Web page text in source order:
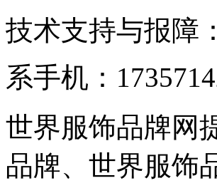
技术支持与报障
系手机：
世界服饰品牌网
品牌、世界服饰